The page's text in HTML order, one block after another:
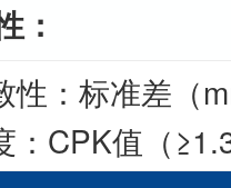
：
性：标准差（
：CPK值（